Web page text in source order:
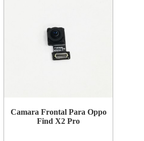
Camara Frontal Para Oppo
Find X2 Pro